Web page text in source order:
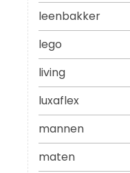
leenbakker
lego
living
luxaflex
mannen
maten